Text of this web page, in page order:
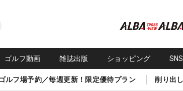
ゴルフ動画 雑誌出版 ショッピング
ゴルフ場予約／毎週更新！限定優待プラン 削り出